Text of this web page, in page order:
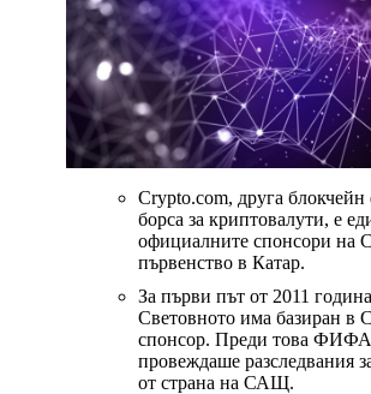
Crypto.com, друга
борса за криптовалути, е
официалните спонсори на
първенство в Катар.
За първи път от 2011 година
Световното има базиран
спонсор. Преди това ФИФА
провеждаше разследвания
от страна на САЩ.